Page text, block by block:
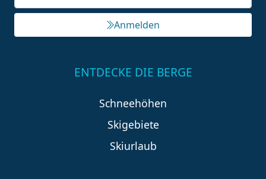
Anmelden
ENTDECKE DIE BERGE
Schneehöhen
Skigebiete
Skiurlaub